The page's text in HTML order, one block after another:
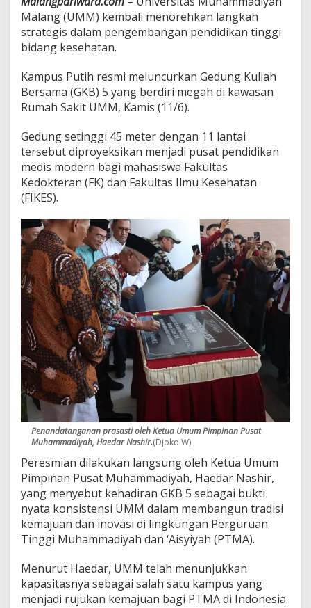
P
e
n
d
d
i
k
a
M
e
d
i
s
r
k
e
l
a
s
N
a
s
i
o
n
a
Malang (UMM) kembali menorehkan langkah
strategis dalam pengembangan pendidikan tinggi
bidang kesehatan.
Kampus Putih resmi meluncurkan Gedung Kuliah
Bersama (GKB) 5 yang berdiri megah di kawasan
Rumah Sakit UMM, Kamis (11/6).
Gedung setinggi 45 meter dengan 11 lantai
tersebut diproyeksikan menjadi pusat pendidikan
medis modern bagi mahasiswa Fakultas
Kedokteran (FK) dan Fakultas Ilmu Kesehatan
(FIKES).
Penandatanganan prasasti oleh Ketua Umum Pimpinan Pusat
Muhammadiyah, Haedar Nashir.(Djoko W)
Peresmian dilakukan langsung oleh Ketua Umum
Pimpinan Pusat Muhammadiyah, Haedar Nashir,
yang menyebut kehadiran GKB 5 sebagai bukti
nyata konsistensi UMM dalam membangun tradisi
kemajuan dan inovasi di lingkungan Perguruan
Tinggi Muhammadiyah dan ‘Aisyiyah (PTMA).
Menurut Haedar, UMM telah menunjukkan
kapasitasnya sebagai salah satu kampus yang
menjadi rujukan kemajuan bagi PTMA di Indonesia.